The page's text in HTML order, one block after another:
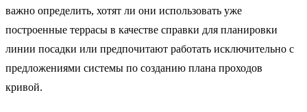
важно определить, хотят ли они использовать уже
построенные террасы в качестве справки для планировки
линии посадки или предпочитают работать исключительно с
предложениями системы по созданию плана проходов
кривой.